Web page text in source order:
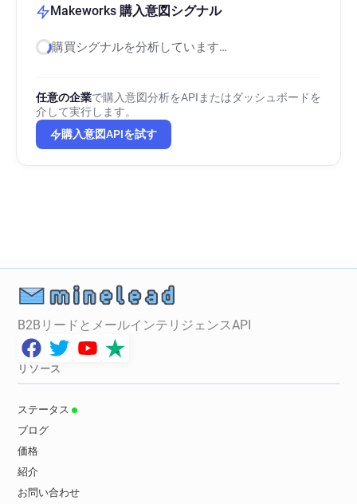
Makeworks 購入意図シグナル
購買シグナルを分析しています…
任意の企業で購入意図分析をAPIまたはダッシュボードを
介して実行します。
購入意図APIを試す
B2BリードとメールインテリジェンスAPI
リソース
ステータス
ブログ
価格
紹介
お問い合わせ